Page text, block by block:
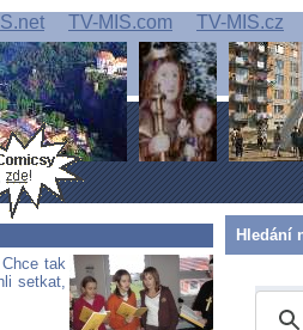
TV-MIS.com TV-MIS.cz
tak
setkat,
Hledání